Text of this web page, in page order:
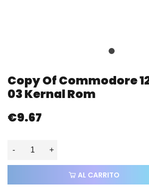
Copy Of Commodore
03 Kernal Rom
€9.67
- +
AL CARRITO